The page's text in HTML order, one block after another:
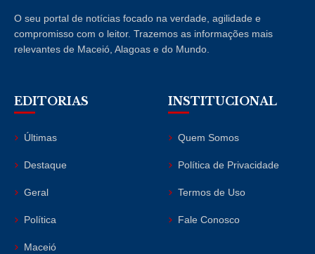
O seu portal de notícias focado na verdade, agilidade e
compromisso com o leitor. Trazemos as informações mais
relevantes de Maceió, Alagoas e do Mundo.
EDITORIAS
Últimas
Destaque
Geral
Política
Maceió
INSTITUCIONAL
Quem Somos
Política de Privacidade
Termos de Uso
Fale Conosco